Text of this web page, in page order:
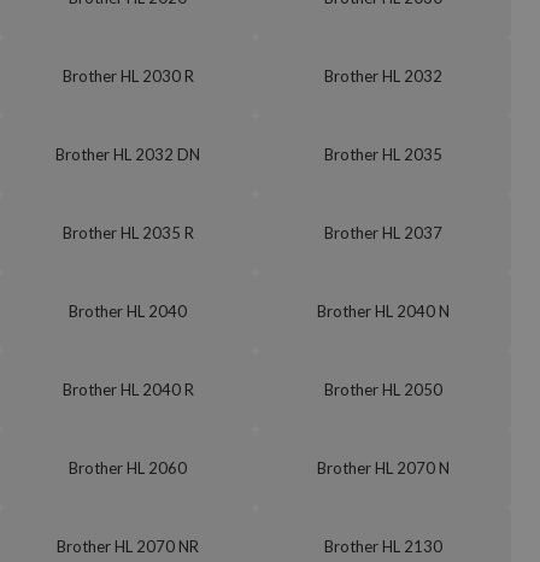
Brother HL 2030 R Brother HL 2032
Brother HL 2032 DN Brother HL 2035
Brother HL 2035 R Brother HL 2037
Brother HL 2040 Brother HL 2040 N
Brother HL 2040 R Brother HL 2050
Brother HL 2060 Brother HL 2070 N
Brother HL 2070 NR Brother HL 2130